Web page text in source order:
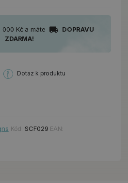
000 Kč a máte
DOPRAVU
ZDARMA!
Dotaz k produktu
Kód: SCF029 EAN: